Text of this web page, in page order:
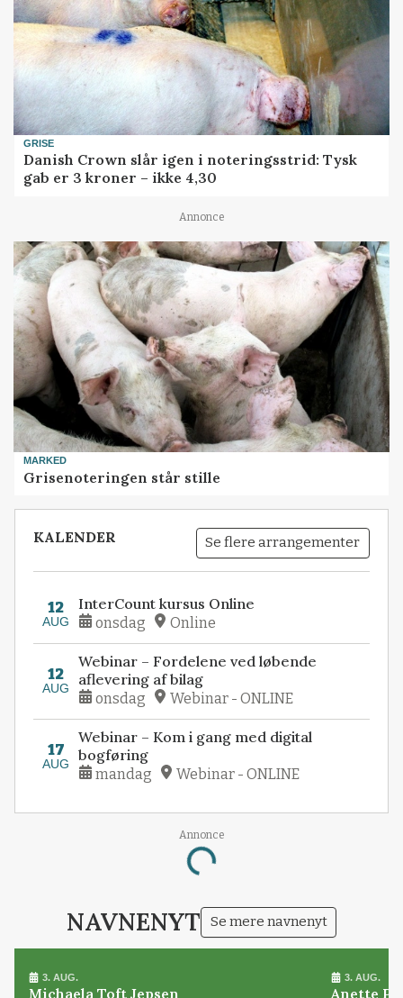
GRISE
Danish Crown slår igen i noteringsstrid: Tysk
gab er 3 kroner – ikke 4,30
Annonce
MARKED
Grisenoteringen står stille
KALENDER Se flere arrangementer
12
AUG
InterCount kursus Online
onsdag Online
12
AUG
Webinar – Fordelene ved løbende
aflevering af bilag
onsdag Webinar - ONLINE
17
AUG
Webinar – Kom i gang med digital
bogføring
mandag Webinar - ONLINE
Annonce
Loading...
NAVNENYT Se mere navnenyt
3. AUG.
Michaela Toft Jepsen
3. AUG.
Anette